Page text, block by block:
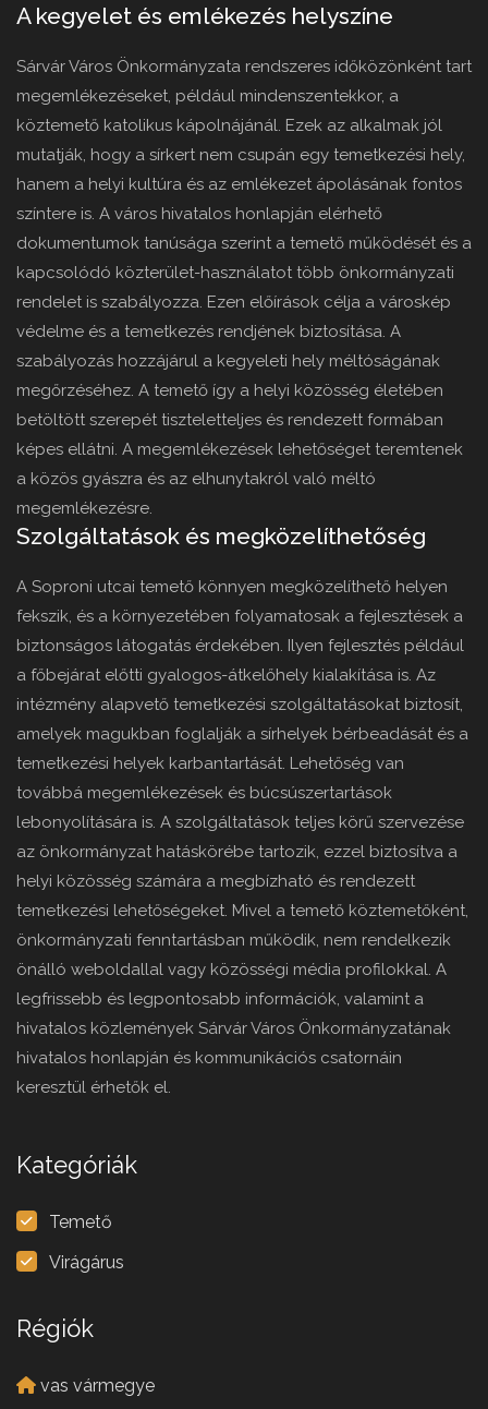
A kegyelet és emlékezés helyszíne
Sárvár Város Önkormányzata rendszeres időközönként tart
megemlékezéseket, például mindenszentekkor, a
köztemető katolikus kápolnájánál. Ezek az alkalmak jól
mutatják, hogy a sírkert nem csupán egy temetkezési hely,
hanem a helyi kultúra és az emlékezet ápolásának fontos
színtere is. A város hivatalos honlapján elérhető
dokumentumok tanúsága szerint a temető működését és a
kapcsolódó közterület-használatot több önkormányzati
rendelet is szabályozza. Ezen előírások célja a városkép
védelme és a temetkezés rendjének biztosítása. A
szabályozás hozzájárul a kegyeleti hely méltóságának
megőrzéséhez. A temető így a helyi közösség életében
betöltött szerepét tiszteletteljes és rendezett formában
képes ellátni. A megemlékezések lehetőséget teremtenek
a közös gyászra és az elhunytakról való méltó
megemlékezésre.
Szolgáltatások és megközelíthetőség
A Soproni utcai temető könnyen megközelíthető helyen
fekszik, és a környezetében folyamatosak a fejlesztések a
biztonságos látogatás érdekében. Ilyen fejlesztés például
a főbejárat előtti gyalogos-átkelőhely kialakítása is. Az
intézmény alapvető temetkezési szolgáltatásokat biztosít,
amelyek magukban foglalják a sírhelyek bérbeadását és a
temetkezési helyek karbantartását. Lehetőség van
továbbá megemlékezések és búcsúszertartások
lebonyolítására is. A szolgáltatások teljes körű szervezése
az önkormányzat hatáskörébe tartozik, ezzel biztosítva a
helyi közösség számára a megbízható és rendezett
temetkezési lehetőségeket. Mivel a temető köztemetőként,
önkormányzati fenntartásban működik, nem rendelkezik
önálló weboldallal vagy közösségi média profilokkal. A
legfrissebb és legpontosabb információk, valamint a
hivatalos közlemények Sárvár Város Önkormányzatának
hivatalos honlapján és kommunikációs csatornáin
keresztül érhetők el.
Kategóriák
Temető
Virágárus
Régiók
vas vármegye